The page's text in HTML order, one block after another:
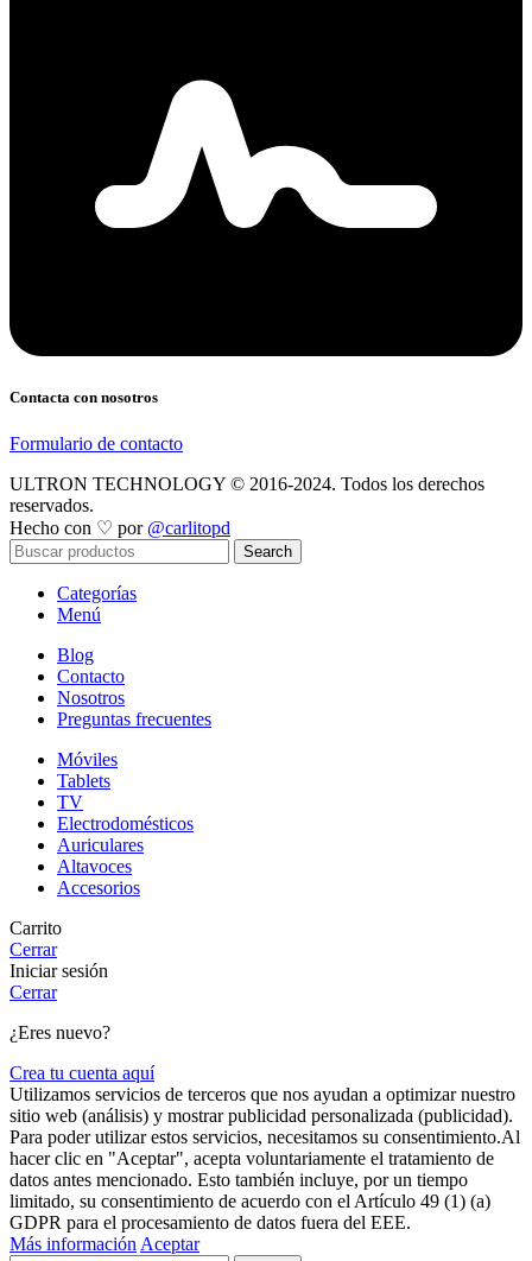
Contacta con nosotros
Formulario de contacto
ULTRON TECHNOLOGY © 2016-2024. Todos los derechos
reservados.
Hecho con ♡ por @carlitopd
Search
Categorías
Menú
Blog
Contacto
Nosotros
Preguntas frecuentes
Móviles
Tablets
TV
Electrodomésticos
Auriculares
Altavoces
Accesorios
Carrito
Cerrar
Iniciar sesión
Cerrar
¿Eres nuevo?
Crea tu cuenta aquí
Utilizamos servicios de terceros que nos ayudan a optimizar nuestro
sitio web (análisis) y mostrar publicidad personalizada (publicidad).
Para poder utilizar estos servicios, necesitamos su consentimiento.Al
hacer clic en "Aceptar", acepta voluntariamente el tratamiento de
datos antes mencionado. Esto también incluye, por un tiempo
limitado, su consentimiento de acuerdo con el Artículo 49 (1) (a)
GDPR para el procesamiento de datos fuera del EEE.
Más información Aceptar